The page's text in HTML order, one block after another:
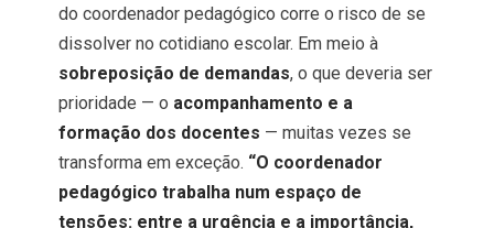
do coordenador pedagógico corre o risco de se
dissolver no cotidiano escolar. Em meio à
sobreposição de demandas, o que deveria ser
prioridade — o acompanhamento e a
formação dos docentes — muitas vezes se
transforma em exceção. “O coordenador
pedagógico trabalha num espaço de
tensões: entre a urgência e a importância,